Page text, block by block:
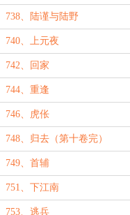
738、陆谨与陆野
740、上元夜
742、回家
744、重逢
746、虎伥
748、归去（第十卷完）
749、首辅
751、下江南
753、逃兵